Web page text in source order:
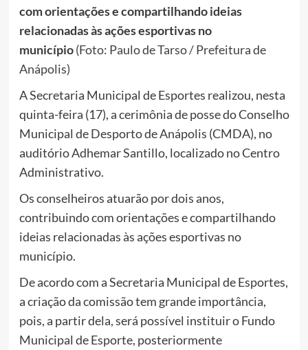
com orientações e compartilhando ideias
relacionadas às ações esportivas no
município(Foto: Paulo de Tarso / Prefeitura de
Anápolis)
A Secretaria Municipal de Esportes realizou, nesta
quinta-feira (17), a cerimônia de posse do Conselho
Municipal de Desporto de Anápolis (CMDA), no
auditório Adhemar Santillo, localizado no Centro
Administrativo.
Os conselheiros atuarão por dois anos,
contribuindo com orientações e compartilhando
ideias relacionadas às ações esportivas no
município.
De acordo com a Secretaria Municipal de Esportes,
a criação da comissão tem grande importância,
pois, a partir dela, será possível instituir o Fundo
Municipal de Esporte, posteriormente